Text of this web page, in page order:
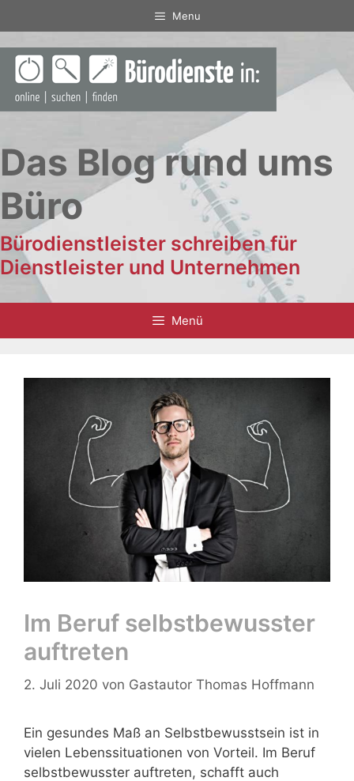
Inhalt
springen
Menu
Das Blog rund ums
Büro
Bürodienstleister schreiben für
Dienstleister und Unternehmen
Menü
Im Beruf selbstbewusster
auftreten
2. Juli 2020 von Gastautor Thomas Hoffmann
Ein gesundes Maß an Selbstbewusstsein ist in
vielen Lebenssituationen von Vorteil. Im Beruf
selbstbewusster auftreten, schafft auch